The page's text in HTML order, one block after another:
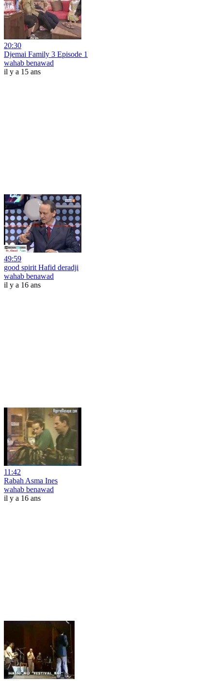
20:30
Djemai Family 3 Episode 1
wahab benawad
il y a 15 ans
49:59
good spirit Hafid deradji
wahab benawad
il y a 16 ans
11:42
Rabah Asma Ines
wahab benawad
il y a 16 ans